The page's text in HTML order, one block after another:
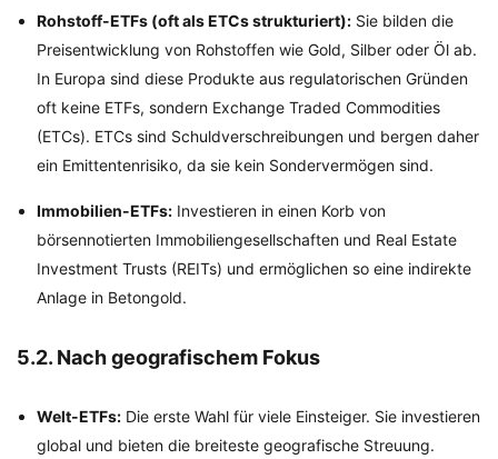
Rohstoff-ETFs (oft als ETCs strukturiert): Sie bilden die
Preisentwicklung von Rohstoffen wie Gold, Silber oder Öl ab.
In Europa sind diese Produkte aus regulatorischen Gründen
oft keine ETFs, sondern Exchange Traded Commodities
(ETCs). ETCs sind Schuldverschreibungen und bergen daher
ein Emittentenrisiko, da sie kein Sondervermögen sind.
Immobilien-ETFs: Investieren in einen Korb von
börsennotierten Immobiliengesellschaften und Real Estate
Investment Trusts (REITs) und ermöglichen so eine indirekte
Anlage in Betongold.
5.2. Nach geografischem Fokus
Welt-ETFs: Die erste Wahl für viele Einsteiger. Sie investieren
global und bieten die breiteste geografische Streuung.